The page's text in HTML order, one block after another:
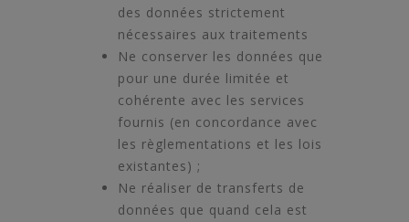
des données strictement
nécessaires aux traitements
Ne conserver les données que
pour une durée limitée et
cohérente avec les services
fournis (en concordance avec
les règlementations et les lois
existantes) ;
Ne réaliser de transferts de
données que quand cela est